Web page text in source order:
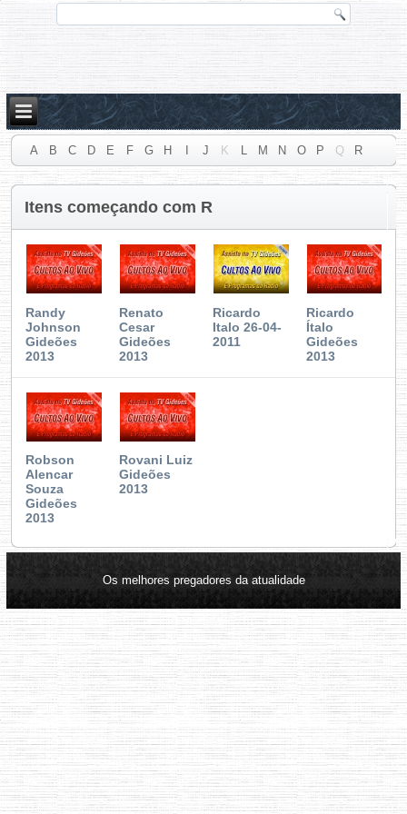
A B C D E F G H J K L M N O P Q R
S T U V W X Y Z #
Itens começando com R
Randy
Johnson
Gideões
2013
Renato
Cesar
Gideões
2013
Ricardo
Italo 26-04-
2011
Ricardo
Ítalo
Gideões
2013
Robson
Alencar
Souza
Gideões
2013
Rovani Luiz
Gideões
2013
Os melhores pregadores da atualidade